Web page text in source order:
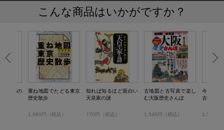
こんな商品はいかがですか？
京都の
重ね地図でたどる東京
歴史散歩
1,980円（税込）
知れば知るほど面白い
天皇家の謎
770円（税込）
古地図と古写真で楽し
む大阪歴史さんぽ
1,540円（税込）
今こそ知
古代史
1,540円